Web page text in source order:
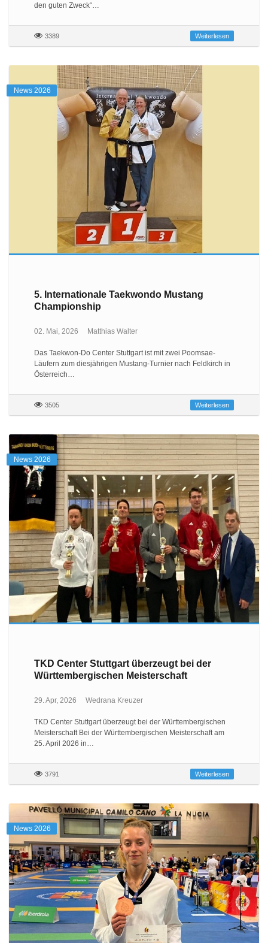
den guten Zweck“…
3389 Weiterlesen
News 2026
5. Internationale Taekwondo Mustang
Championship
02. Mai, 2026 Matthias Walter
Das Taekwon-Do Center Stuttgart ist mit zwei Poomsae-
Läufern zum diesjährigen Mustang-Turnier nach Feldkirch in
Österreich…
3505 Weiterlesen
News 2026
TKD Center Stuttgart überzeugt bei der
Württembergischen Meisterschaft
29. Apr, 2026 Wedrana Kreuzer
TKD Center Stuttgart überzeugt bei der Württembergischen
Meisterschaft Bei der Württembergischen Meisterschaft am
25. April 2026 in…
3791 Weiterlesen
News 2026